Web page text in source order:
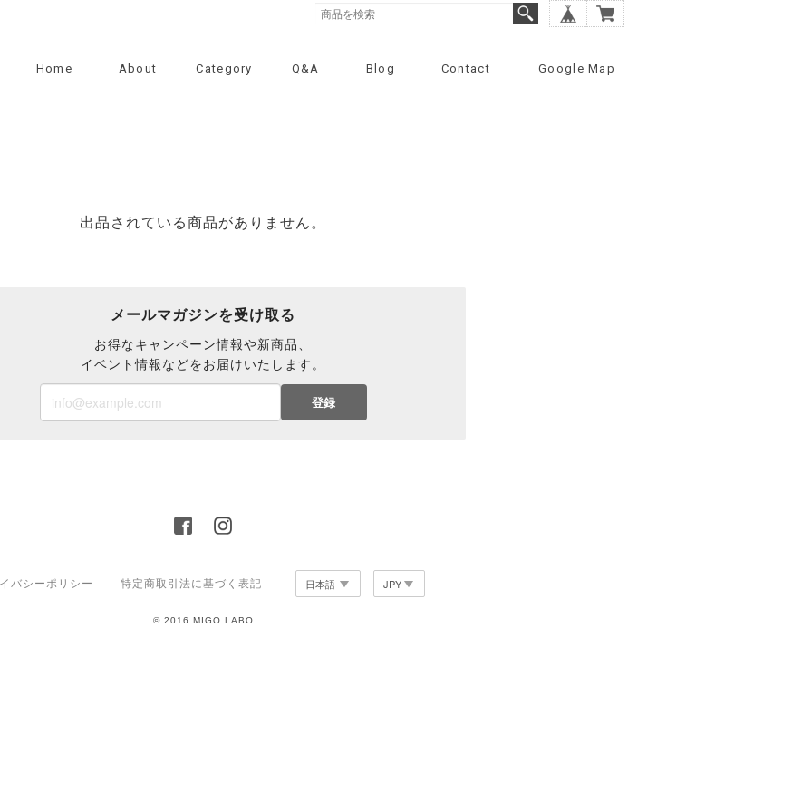
Home About Category Q&A Blog Contact Google Map
出品されている商品がありません。
メールマガジンを受け取る
お得なキャンペーン情報や新商品、
イベント情報などをお届けいたします。
登録
バシーポリシー 特定商取引法に基づく表記
© 2016 MIGO LABO